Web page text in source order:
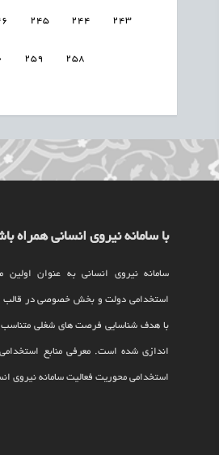
243
244
245
258
259
با سامانه نیروی انسانی همراه
سامانه نیروی انسانی به عنوان اولین
استخدامی دولت و بخش خصوصی در قالب
با هدف شناسایی فرصت های شغلی متناسب
اندازی شده است. معرفی منابع
استخدامی محوریت فعالیت سامانه نیروی